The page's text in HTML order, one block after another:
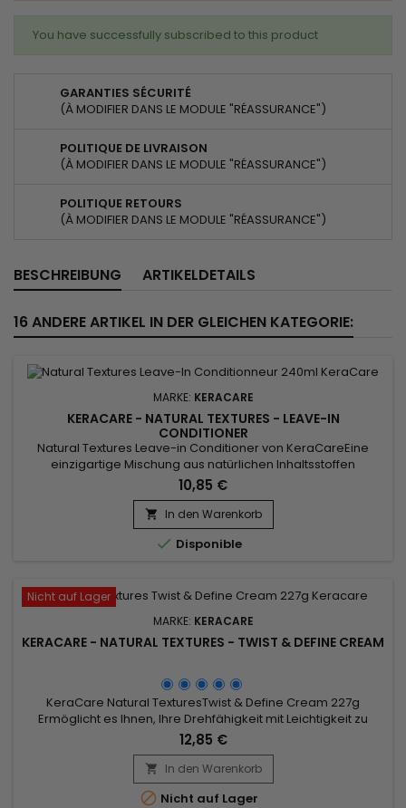
You have successfully subscribed to this product
GARANTIES SÉCURITÉ
(À MODIFIER DANS LE MODULE "RÉASSURANCE")
POLITIQUE DE LIVRAISON
(À MODIFIER DANS LE MODULE "RÉASSURANCE")
POLITIQUE RETOURS
(À MODIFIER DANS LE MODULE "RÉASSURANCE")
BESCHREIBUNG ARTIKELDETAILS
16 ANDERE ARTIKEL IN DER GLEICHEN KATEGORIE:
MARKE: KERACARE
KERACARE - NATURAL TEXTURES - LEAVE-IN
CONDITIONER
Natural Textures Leave-in Conditioner von KeraCareEine
einzigartige Mischung aus natürlichen Inhaltsstoffen
(ayurvedische Kräuterextrakte : Amla, Shikakai, Argan- und
Abessinieröl), um gut zu entwirren.&nbsp; Ohne Ausspülen
versorgt es das Haar intensiv mit Feuchtigkeit und pflegt es,
definiert Locken und beugt Frizz vor.
10,85 €
 In den Warenkorb
 Disponible
Nicht auf Lager
MARKE: KERACARE
KERACARE - NATURAL TEXTURES - TWIST & DEFINE CREAM
KeraCare Natural TexturesTwist & Define Cream 227g
Ermöglicht es Ihnen, Ihre Drehfähigkeit mit Leichtigkeit zu
maximieren! Nach dem Trocknen erhält das Haar dank
dieser nicht abblätternden, pflanzlichen, reichhaltigen Formel
die gewünschte Form und die gewünschte Lockenstruktur.
Verleiht dem Haar reichlich Glanz durch natürliche Argan-,...
12,85 €
 In den Warenkorb
 Nicht auf Lager